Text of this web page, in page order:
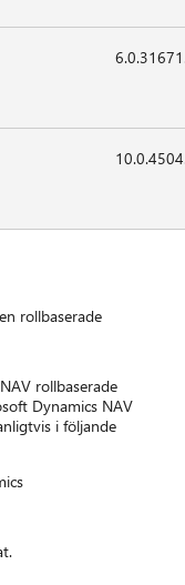
rollbaserade
rollbaserade
Dynamics NAV
i följande